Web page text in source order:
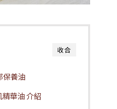
收合
保養油
華油 介紹